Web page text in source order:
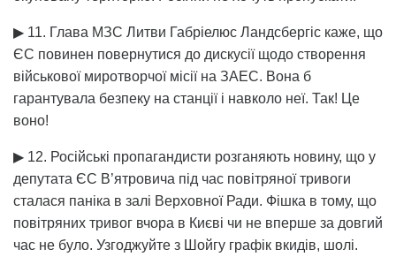
▶ 11. Глава МЗС Литви Габріелюс Ландсбергіс каже, що
ЄС повинен повернутися до дискусії щодо створення
військової миротворчої місії на ЗАЕС. Вона б
гарантувала безпеку на станції і навколо неї. Так! Це
воно!
▶ 12. Російські пропагандисти розганяють новину, що у
депутата ЄС В’ятровича під час повітряної тривоги
сталася паніка в залі Верховної Ради. Фішка в тому, що
повітряних тривог вчора в Києві чи не вперше за довгий
час не було. Узгоджуйте з Шойгу графік вкидів, шолі.